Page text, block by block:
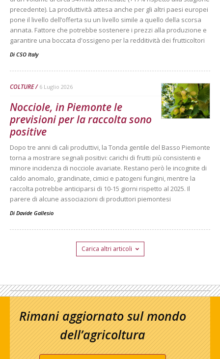
precedente). La produttività attesa anche per gli altri paesi europei
pone il livello dell’offerta su un livello simile a quello della scorsa
annata. Fattore che potrebbe sostenere i prezzi alla produzione e
garantire una boccata d'ossigeno per la redditività dei frutticoltori
Di CSO Italy
COLTURE 6 Luglio 2026
Nocciole, in Piemonte le
previsioni per la raccolta sono
positive
Dopo tre anni di cali produttivi, la Tonda gentile del Basso Piemonte
torna a mostrare segnali positivi: carichi di frutti più consistenti e
minore incidenza di nocciole avariate. Restano però le incognite di
caldo anomalo, grandinate, cimici e patogeni fungini, mentre la
raccolta potrebbe anticiparsi di 10-15 giorni rispetto al 2025. Il
parere di alcune associazioni di produttori piemontesi
Di Davide Gallesio
Carica altri articoli
Rimani aggiornato sul mondo
dell’agricoltura